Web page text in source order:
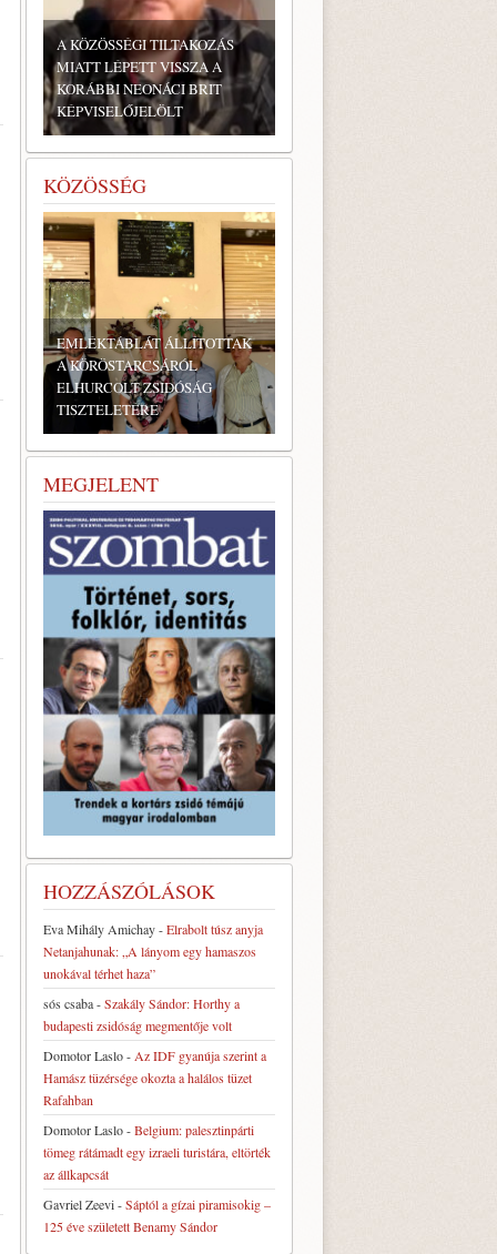
A KÖZÖSSÉGI TILTAKOZÁS
MIATT LÉPETT VISSZA A
KORÁBBI NEONÁCI BRIT
KÉPVISELŐJELÖLT
KÖZÖSSÉG
EMLÉKTÁBLÁT ÁLLÍTOTTAK
A KÖRÖSTARCSÁRÓL
ELHURCOLT ZSIDÓSÁG
TISZTELETÉRE
MEGJELENT
HOZZÁSZÓLÁSOK
Eva Mihály Amichay-Elrabolt túsz anyja
Netanjahunak: „A lányom egy hamaszos
unokával térhet haza”
sós csaba-Szakály Sándor: Horthy a
budapesti zsidóság megmentője volt
Domotor Laslo- Az IDF gyanúja szerint a
Hamász tüzérsége okozta a halálos tüzet
Rafahban
Domotor Laslo-Belgium: palesztinpárti
tömeg rátámadt egy izraeli turistára, eltörték
az állkapcsát
Gavriel Zeevi-Sáptól a gízai piramisokig –
125 éve született Benamy Sándor